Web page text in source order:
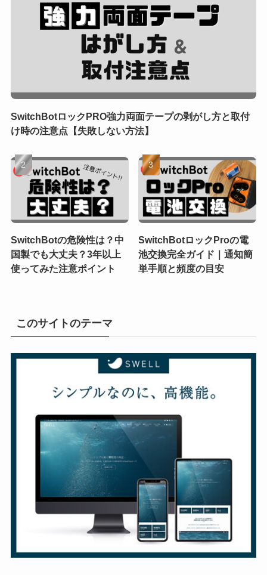
SwitchBotロックPRO強力両面テープの剥がし方と取付
け時の注意点【失敗しない方法】
SwitchBotの危険性は？中
国製でも大丈夫？3年以上
使ってみた注意ポイント
SwitchBotロックProの電
池交換完全ガイド｜通知簡
単手順と頻度の目安
このサイトのテーマ